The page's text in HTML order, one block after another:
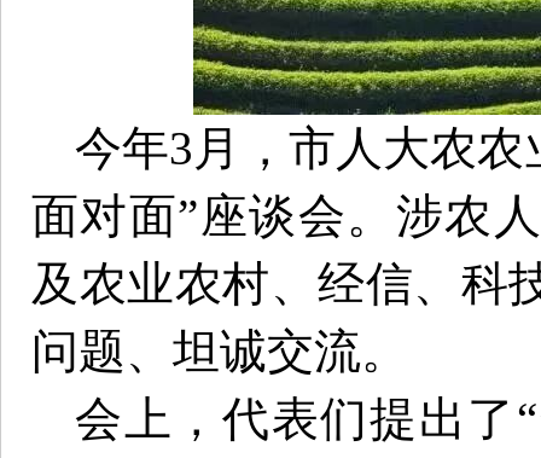
今年3月，市人大农农
面对面”座谈会。涉农
及农业农村、经信、科
问题、坦诚交流。
会上，代表们提出了